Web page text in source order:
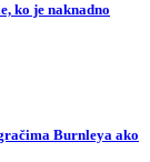
ko je naknadno
Burnleya ako